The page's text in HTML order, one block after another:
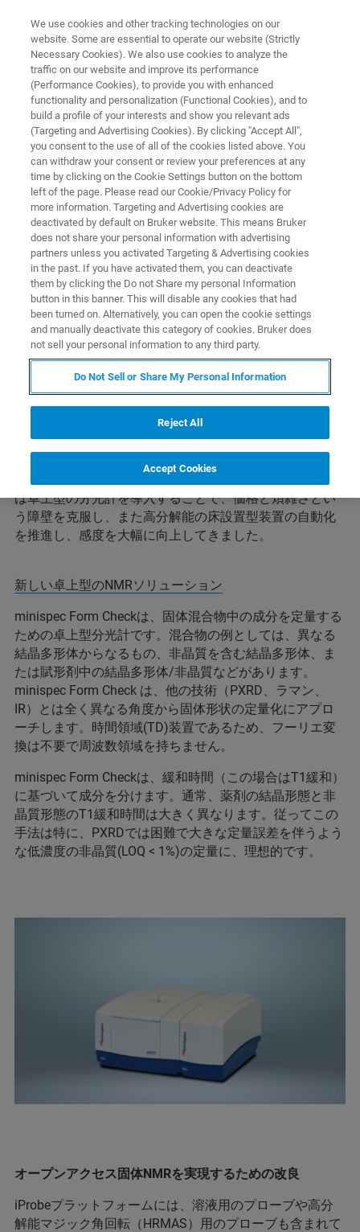
製薬向けのNMR & ESRソリューション
製薬向けの固体NMRソリューシ
ョン
結晶多形と非晶質（アモルファス）の特性解
磁気共鳴による結晶多形の特性解析および定量
磁気共鳴は、結晶多形や非晶質を研究するための強力な
手法として確立されていると考えられています。しかし
ながら、これまでは少数の専門家の手の内に留まってい
ました。最近の技術的進歩により、この技術をより多く
の科学者に展開することが可能となりました。ブルカー
は卓上型の分光計を導入することで、価格と煩雑さとい
う障壁を克服し、また高分解能の床設置型装置の自動化
を推進し、感度を大幅に向上してきました。
新しい卓上型のNMRソリューション
minispec Form Checkは、固体混合物中の成分を定量する
ための卓上型分光計です。混合物の例としては、異なる
結晶多形体からなるもの、非晶質を含む結晶多形体、ま
たは賦形剤中の結晶多形体/非晶質などがあります。
minispec Form Check は、他の技術（PXRD、ラマン、
IR）とは全く異なる角度から固体形状の定量化にアプロ
ーチします。時間領域(TD)装置であるため、フーリエ変
換は不要で周波数領域を持ちません。
minispec Form Checkは、緩和時間（この場合はT1緩和）
に基づいて成分を分けます。通常、薬剤の結晶形態と非
晶質形態のT1緩和時間は大きく異なります。従ってこの
手法は特に、PXRDでは困難で大きな定量誤差を伴うよう
な低濃度の非晶質(LOQ < 1%)の定量に、理想的です。
オープンアクセス固体NMRを実現するための改良
iProbeプラットフォームには、溶液用のプローブや高分
解能マジック角回転（HRMAS）用のプローブも含まれて
We use cookies and other tracking technologies on our
website. Some are essential to operate our website (Strictly
Necessary Cookies). We also use cookies to analyze the
traffic on our website and improve its performance
(Performance Cookies), to provide you with enhanced
functionality and personalization (Functional Cookies), and to
build a profile of your interests and show you relevant ads
(Targeting and Advertising Cookies). By clicking "Accept All",
you consent to the use of all of the cookies listed above. You
can withdraw your consent or review your preferences at any
time by clicking on the Cookie Settings button on the bottom
left of the page. Please read our Cookie/Privacy Policy for
more information. Targeting and Advertising cookies are
deactivated by default on Bruker website. This means Bruker
does not share your personal information with advertising
partners unless you activated Targeting & Advertising cookies
in the past. If you have activated them, you can deactivate
them by clicking the Do not Share my personal Information
button in this banner. This will disable any cookies that had
been turned on. Alternatively, you can open the cookie settings
and manually deactivate this category of cookies. Bruker does
not sell your personal information to any third party.
Do Not Sell or Share My Personal Information
Reject All
Accept Cookies